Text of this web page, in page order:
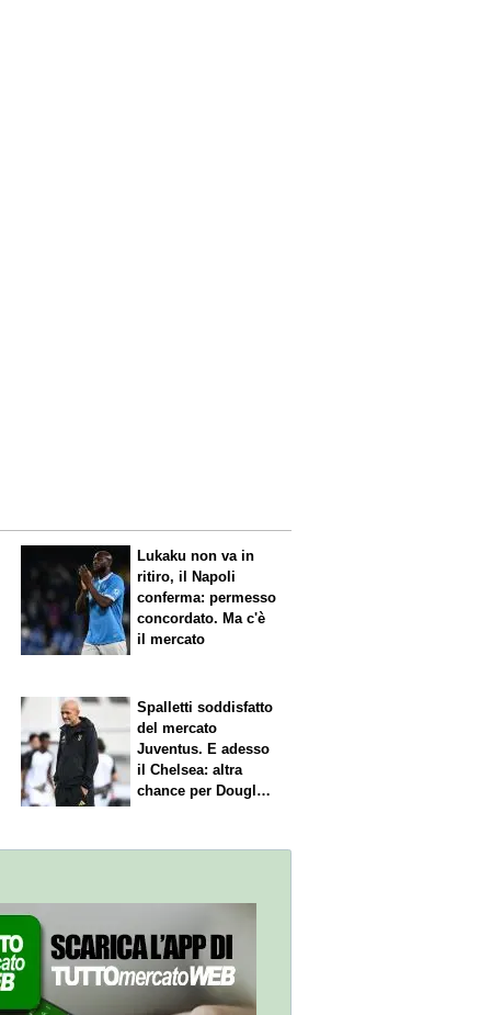
Lukaku non va in
ritiro, il Napoli
conferma: permesso
concordato. Ma c'è
il mercato
Spalletti soddisfatto
del mercato
Juventus. E adesso
il Chelsea: altra
chance per Douglas